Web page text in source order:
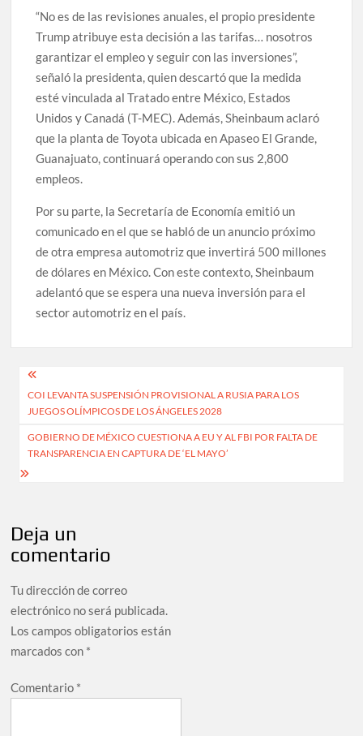
“No es de las revisiones anuales, el propio presidente
Trump atribuye esta decisión a las tarifas… nosotros
garantizar el empleo y seguir con las inversiones”,
señaló la presidenta, quien descartó que la medida
esté vinculada al Tratado entre México, Estados
Unidos y Canadá (T-MEC). Además, Sheinbaum aclaró
que la planta de Toyota ubicada en Apaseo El Grande,
Guanajuato, continuará operando con sus 2,800
empleos.
Por su parte, la Secretaría de Economía emitió un
comunicado en el que se habló de un anuncio próximo
de otra empresa automotriz que invertirá 500 millones
de dólares en México. Con este contexto, Sheinbaum
adelantó que se espera una nueva inversión para el
sector automotriz en el país.
Navegación
de
entradas
COI LEVANTA SUSPENSIÓN PROVISIONAL A RUSIA PARA LOS
JUEGOS OLÍMPICOS DE LOS ÁNGELES 2028
GOBIERNO DE MÉXICO CUESTIONA A EU Y AL FBI POR FALTA DE
TRANSPARENCIA EN CAPTURA DE ‘EL MAYO’
Deja un
comentario
Tu dirección de correo
electrónico no será publicada.
Los campos obligatorios están
marcados con *
Comentario *